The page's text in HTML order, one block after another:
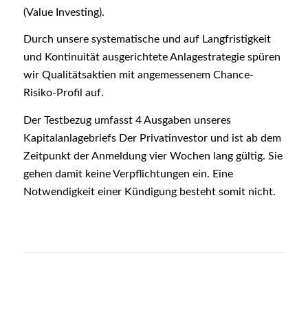
(Value Investing).
Durch unsere systematische und auf Langfristigkeit
und Kontinuität ausgerichtete Anlagestrategie spüren
wir Qualitätsaktien mit angemessenem Chance-
Risiko-Profil auf.
Der Testbezug umfasst 4 Ausgaben unseres
Kapitalanlagebriefs Der Privatinvestor und ist ab dem
Zeitpunkt der Anmeldung vier Wochen lang gültig. Sie
gehen damit keine Verpflichtungen ein. Eine
Notwendigkeit einer Kündigung besteht somit nicht.